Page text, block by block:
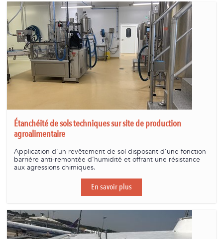
Étanchéité de sols techniques sur site de production
agroalimentaire
Application d'un revêtement de sol disposant d’une fonction
barrière anti-remontée d’humidité et offrant une résistance
aux agressions chimiques.
En savoir plus